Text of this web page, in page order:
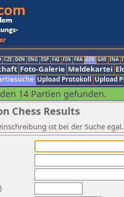
CZE DEN ENG ESP FAI FIN FRA GER GRE INA
Foto-Galerie Meldekartei
Upload Protokoll Upload
14 Partien gefunden.
Chess Results
ist bei der Suche